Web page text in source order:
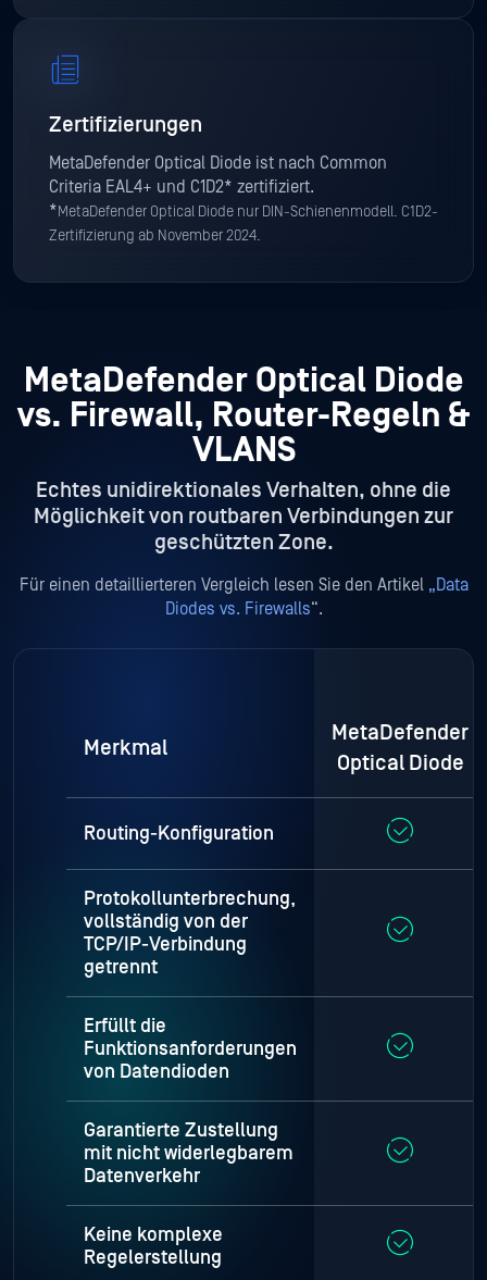
Zertifizierungen
MetaDefender Optical Diode ist nach Common
Criteria EAL4+ und C1D2* zertifiziert.
*MetaDefender Optical Diode nur DIN-Schienenmodell. C1D2-
Zertifizierung ab November 2024.
MetaDefender Optical Diode
vs. Firewall, Router-Regeln &
VLANS
Echtes unidirektionales Verhalten, ohne die
Möglichkeit von routbaren Verbindungen zur
geschützten Zone.
Für einen detaillierteren Vergleich lesen Sie den Artikel „Data
Diodes vs. Firewalls“.
Merkmal
MetaDefender
Optical Diode
Routing-Konfiguration
Protokollunterbrechung,
vollständig von der
TCP/IP-Verbindung
getrennt
Erfüllt die
Funktionsanforderungen
von Datendioden
Garantierte Zustellung
mit nicht widerlegbarem
Datenverkehr
Keine komplexe
Regelerstellung